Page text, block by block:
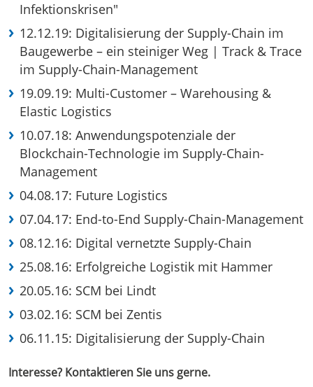
Infektionskrisen"
12.12.19: Digitalisierung der Supply-Chain im
Baugewerbe – ein steiniger Weg | Track & Trace
im Supply-Chain-Management
19.09.19: Multi-Customer – Warehousing &
Elastic Logistics
10.07.18: Anwendungspotenziale der
Blockchain-Technologie im Supply-Chain-
Management
04.08.17: Future Logistics
07.04.17: End-to-End Supply-Chain-Management
08.12.16: Digital vernetzte Supply-Chain
25.08.16: Erfolgreiche Logistik mit Hammer
20.05.16: SCM bei Lindt
03.02.16: SCM bei Zentis
06.11.15: Digitalisierung der Supply-Chain
Interesse? Kontaktieren Sie uns gerne.